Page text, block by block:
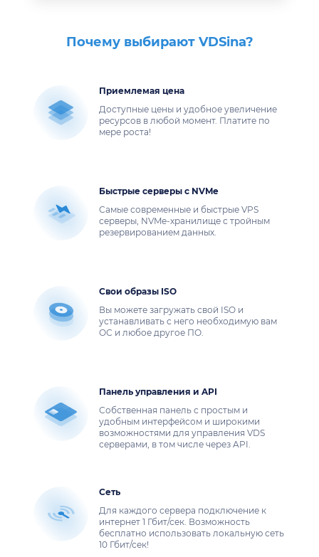
Почему выбирают VDSina?
Приемлемая цена
Доступные цены и удобное увеличение
ресурсов в любой момент. Платите по
мере роста!
Быстрые серверы с NVMe
Самые современные и быстрые VPS
серверы, NVMe-хранилище с тройным
резервированием данных.
Свои образы ISO
Вы можете загружать свой ISO и
устанавливать с него необходимую вам
ОС и любое другое ПО.
Панель управления и API
Собственная панель с простым и
удобным интерфейсом и широкими
возможностями для управления VDS
серверами, в том числе через API.
Сеть
Для каждого сервера подключение к
интернет 1 Гбит/сек. Возможность
бесплатно использовать локальную сеть
10 Гбит/сек!